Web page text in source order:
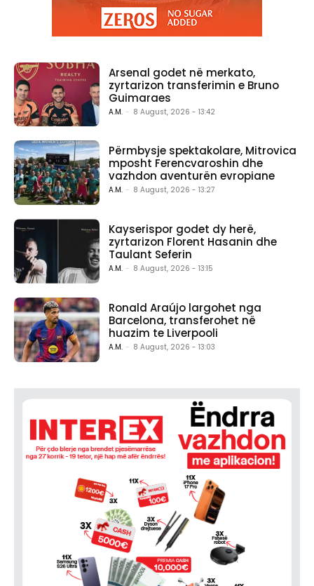
Arsenal godet në merkato,
zyrtarizon transferimin e Bruno
Guimaraes
A.M. - 8 August, 2026 - 13:42
Përmbysje spektakolare, Mitrovica
mposht Ferencvaroshin dhe
vazhdon aventurën evropiane
A.M. - 8 August, 2026 - 13:27
Kayserispor godet dy herë,
zyrtarizon Florent Hasanin dhe
Taulant Seferin
A.M. - 8 August, 2026 - 13:15
Ronald Araújo largohet nga
Barcelona, transferohet në
huazim te Liverpooli
A.M. - 8 August, 2026 - 13:03